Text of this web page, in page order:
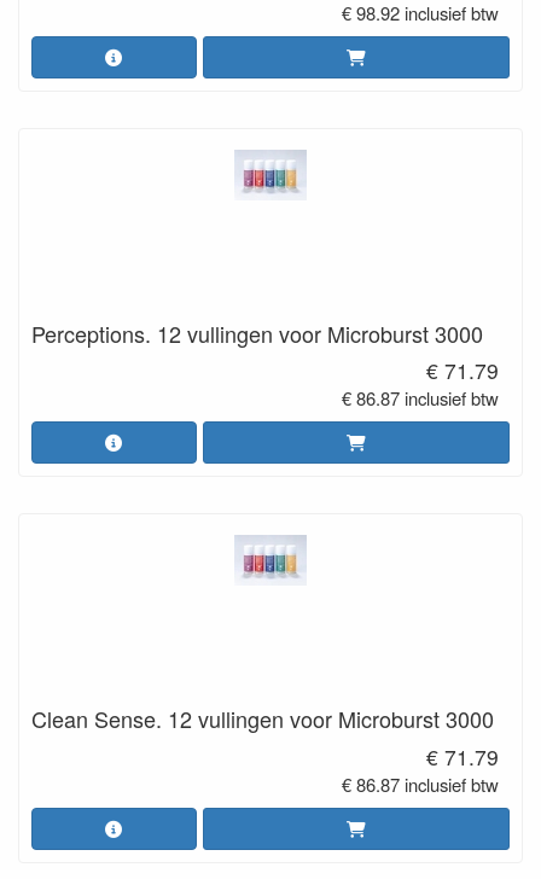
€ 98.92 inclusief btw
Perceptions. 12 vullingen voor Microburst 3000
€ 71.79
€ 86.87 inclusief btw
Clean Sense. 12 vullingen voor Microburst 3000
€ 71.79
€ 86.87 inclusief btw